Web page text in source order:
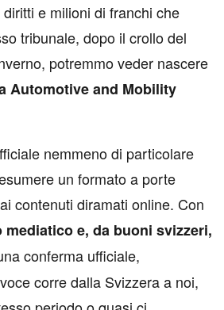
e milioni di franchi che
tribunale, dopo il crollo del
potremmo veder nascere
Automotive and Mobility
nemmeno di particolare
un formato a porte
contenuti diramati online. Con
mediatico e, da buoni svizzeri,
conferma ufficiale,
corre dalla Svizzera a noi,